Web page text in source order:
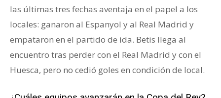
las últimas tres fechas aventaja en el papel a los
locales: ganaron al Espanyol y al Real Madrid y
empataron en el partido de ida. Betis llega al
encuentro tras perder con el Real Madrid y con el
Huesca, pero no cedió goles en condición de local.